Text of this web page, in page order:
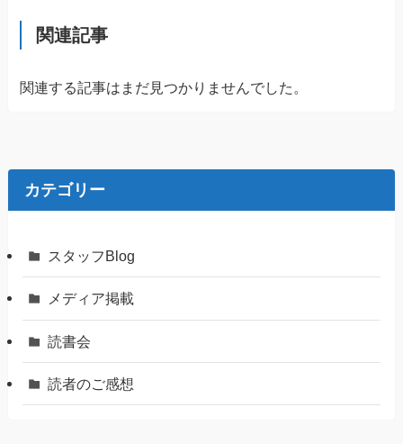
関連記事
関連する記事はまだ見つかりませんでした。
カテゴリー
スタッフBlog
メディア掲載
読書会
読者のご感想